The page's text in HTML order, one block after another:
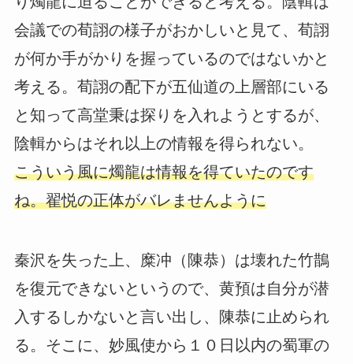
会議での荀詡の様子がおかしいと見て、荀詡
が何か手がかりを握っているのではないかと
考える。荀詡の配下が五仙道の上層部にいる
と知って高堂秉は探りを入れようとするが、
陰輯からはそれ以上の情報を得られない。
こういう風に燭龍は情報を得ていたのです
ね。翟悦の正体がバレませんように
秦沢を失った上、糜冲（陳恭）は壊れた竹鵲
を復元できないというので、黄預は自分が潜
入するしかないと言い出し、陳恭に止められ
る。そこに、妙風使から１０日以内の蜀軍の